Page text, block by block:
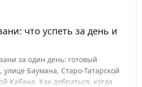
что успеть за день и
за один день: готовый
Баумана, Старо-Татарской
Кабана. Как добраться, когда